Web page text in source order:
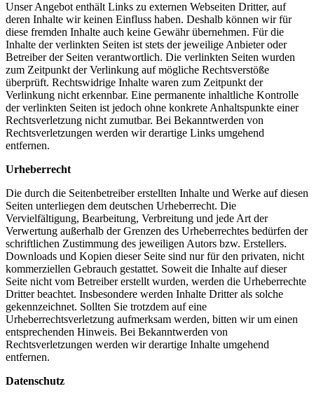
Unser Angebot enthält Links zu externen Webseiten Dritter, auf
deren Inhalte wir keinen Einfluss haben. Deshalb können wir für
diese fremden Inhalte auch keine Gewähr übernehmen. Für die
Inhalte der verlinkten Seiten ist stets der jeweilige Anbieter oder
Betreiber der Seiten verantwortlich. Die verlinkten Seiten wurden
zum Zeitpunkt der Verlinkung auf mögliche Rechtsverstöße
überprüft. Rechtswidrige Inhalte waren zum Zeitpunkt der
Verlinkung nicht erkennbar. Eine permanente inhaltliche Kontrolle
der verlinkten Seiten ist jedoch ohne konkrete Anhaltspunkte einer
Rechtsverletzung nicht zumutbar. Bei Bekanntwerden von
Rechtsverletzungen werden wir derartige Links umgehend
entfernen.
Urheberrecht
Die durch die Seitenbetreiber erstellten Inhalte und Werke auf diesen
Seiten unterliegen dem deutschen Urheberrecht. Die
Vervielfältigung, Bearbeitung, Verbreitung und jede Art der
Verwertung außerhalb der Grenzen des Urheberrechtes bedürfen der
schriftlichen Zustimmung des jeweiligen Autors bzw. Erstellers.
Downloads und Kopien dieser Seite sind nur für den privaten, nicht
kommerziellen Gebrauch gestattet. Soweit die Inhalte auf dieser
Seite nicht vom Betreiber erstellt wurden, werden die Urheberrechte
Dritter beachtet. Insbesondere werden Inhalte Dritter als solche
gekennzeichnet. Sollten Sie trotzdem auf eine
Urheberrechtsverletzung aufmerksam werden, bitten wir um einen
entsprechenden Hinweis. Bei Bekanntwerden von
Rechtsverletzungen werden wir derartige Inhalte umgehend
entfernen.
Datenschutz